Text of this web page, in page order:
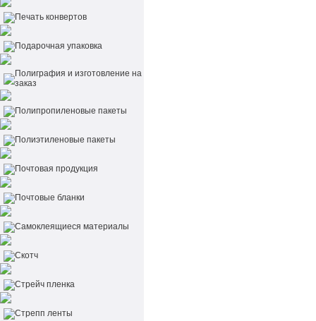
Печать конвертов
Подарочная упаковка
Полиграфия и изготовление на
заказ
Полипропиленовые пакеты
Полиэтиленовые пакеты
Почтовая продукция
Почтовые бланки
Самоклеящиеся материалы
Скотч
Стрейч пленка
Стрепп ленты